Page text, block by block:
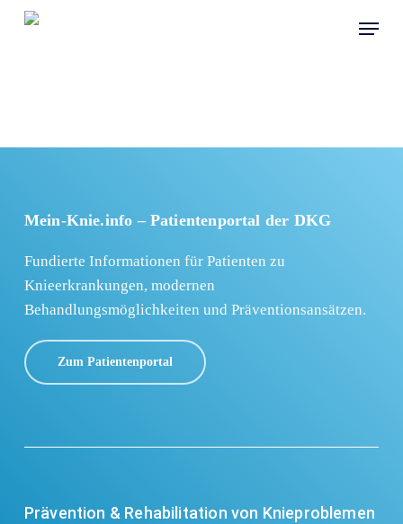
Skip
Menu
Mein-Knie.info – Patientenportal der DKG
Fundierte Informationen für Patienten zu
Knieerkrankungen, modernen
Behandlungsmöglichkeiten und Präventionsansätzen.
Zum Patientenportal
Prävention & Rehabilitation von Knieproblemen